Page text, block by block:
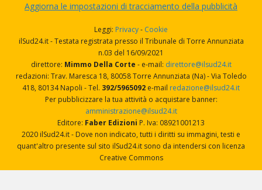
Aggiorna le impostazioni di tracciamento della pubblicità
Leggi: Privacy- Cookie
ilSud24.it - Testata registrata presso il Tribunale di Torre Annunziata
n.03 del 16/09/2021
direttore: Mimmo Della Corte - e-mail: direttore@ilsud24.it
redazioni: Trav. Maresca 18, 80058 Torre Annunziata (Na) - Via Toledo
418, 80134 Napoli - Tel. 392/5965092 e-mail redazione@ilsud24.it
Per pubblicizzare la tua attività o acquistare banner:
amministrazione@ilsud24.it
Editore: Faber Edizioni P. Iva: 08921001213
2020 ilSud24.it - Dove non indicato, tutti i diritti su immagini, testi e
quant'altro presente sul sito ilSud24.it sono da intendersi con licenza
Creative Commons